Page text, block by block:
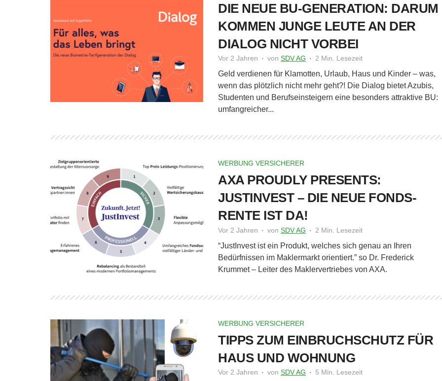
DIE NEUE BU-GENERATION: DARUM
KOMMEN JUNGE LEUTE AN DER
DIALOG NICHT VORBEI
Vor 2 Jahren von SDV AG 2 Min. Lesezeit
Geld verdienen für Klamotten, Urlaub, Haus und Kinder – was,
wenn das plötzlich nicht mehr geht?! Die Dialog bietet Azubis,
Studenten und Berufseinsteigern eine besonders attraktive BU:
umfangreicher...
WERBUNG VERSICHERER
AXA PROUDLY PRESENTS:
JUSTINVEST – DIE NEUE FONDS-
RENTE IST DA!
Vor 2 Jahren von SDV AG 2 Min. Lesezeit
“JustInvest ist ein Produkt, welches sich genau an Ihren
Bedürfnissen im Maklermarkt orientiert.” so Dr. Frederick
Krummet – Leiter des Maklervertriebes von AXA.
WERBUNG VERSICHERER
TIPPS ZUM EINBRUCHSCHUTZ FÜR
HAUS UND WOHNUNG
Vor 2 Jahren von SDV AG 5 Min. Lesezeit